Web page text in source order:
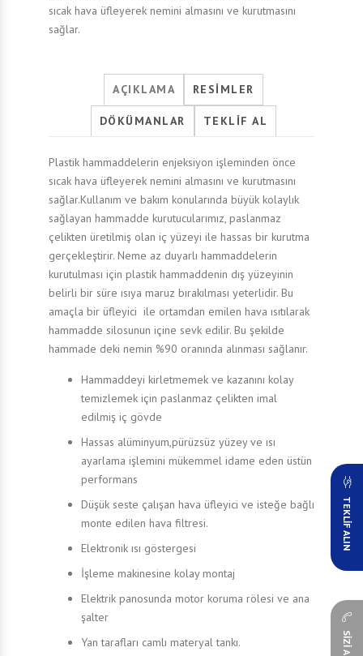
sıcak hava üfleyerek nemini almasını ve kurutmasını
sağlar.
AÇIKLAMA RESIMLER
DÖKÜMANLAR TEKLIF AL
Plastik hammaddelerin enjeksiyon işleminden önce
sıcak hava üfleyerek nemini almasını ve kurutmasını
sağlar.Kullanım ve bakım konularında büyük kolaylık
sağlayan hammadde kurutucularımız, paslanmaz
çelikten üretilmiş olan iç yüzeyi ile hassas bir kurutma
gerçekleştirir. Neme az duyarlı hammaddelerin
kurutulması için plastik hammaddenin dış yüzeyinin
belirli bir süre ısıya maruz bırakılması yeterlidir. Bu
amaçla bir üfleyici ile ortamdan emilen hava ısıtılarak
hammadde silosunun içine sevk edilir. Bu şekilde
hammade deki nemin %90 oranında alınması sağlanır.
Hammaddeyi kirletmemek ve kazanını kolay
temizlemek için paslanmaz çelikten imal
edilmiş iç gövde
Hassas alüminyum,pürüzsüz yüzey ve ısı
ayarlama işlemini mükemmel idame eden üstün
performans
Düşük seste çalışan hava üfleyici ve isteğe bağlı
monte edilen hava filtresi.
Elektronik ısı göstergesi
İşleme makinesine kolay montaj
Elektrik panosunda motor koruma rölesi ve ana
şalter
Yan tarafları camlı materyal tankı.
TEKLİF ALIN